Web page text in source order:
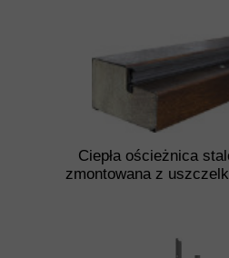
Ciepła ościeżnica
zmontowana z